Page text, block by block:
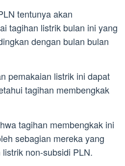
tentunya akan
tagihan listrik bulan ini yang
dengan bulan bulan
pemakaian listrik ini dapat
tagihan membengkak
tagihan membengkak ini
sebagian mereka yang
non-subsidi PLN.